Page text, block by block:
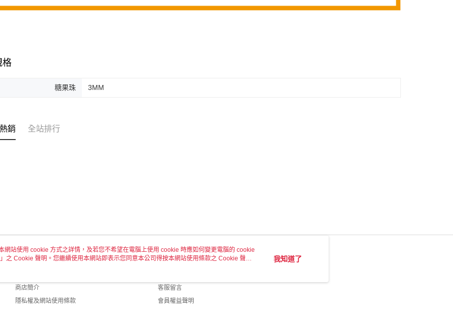
格
糖果珠 3MM
銷 全站排行
關於我們
商店簡介
隱私權及網站使用條款
客服資訊
客服留言
會員權益聲明
網站使用 cookie 方式之詳情，及若您不希望在電腦上使用 cookie 時應如何變更電腦的 cookie
」之 Cookie 聲明。您繼續使用本網站即表示您同意本公司得按本網站使用條款之 Cookie 聲明
我知道了